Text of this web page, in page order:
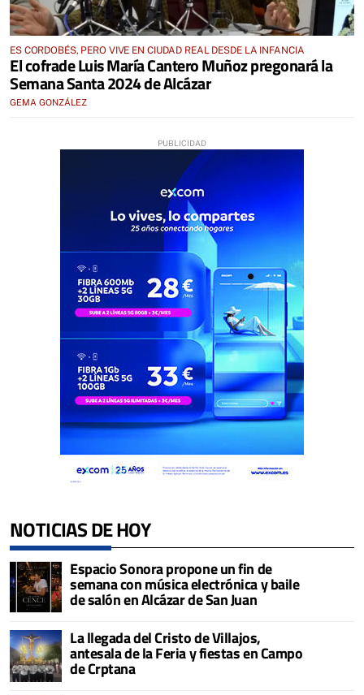
ES CORDOBÉS, PERO VIVE EN CIUDAD REAL DESDE LA INFANCIA
El cofrade Luis María Cantero Muñoz pregonará la
Semana Santa 2024 de Alcázar
GEMA GONZÁLEZ
NOTICIAS DE HOY
Espacio Sonora propone un fin de
semana con música electrónica y baile
de salón en Alcázar de San Juan
La llegada del Cristo de Villajos,
antesala de la Feria y fiestas en Campo
de Crptana